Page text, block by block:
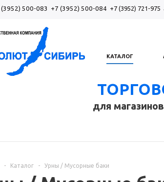
(3952) 500-083 +7 (3952) 500-084 +7 (3952) 721-975
КАТАЛОГ
для
- Каталог - Урны / Мусорные баки